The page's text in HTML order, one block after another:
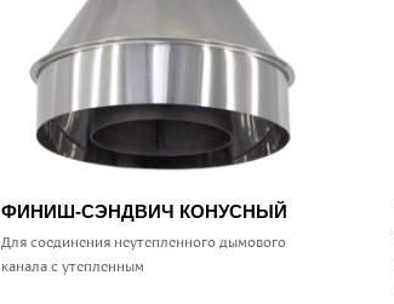
ФИНИШ-СЭНДВИЧ КОНУСНЫЙ
Для соединения неутепленного дымового
канала с утепленным